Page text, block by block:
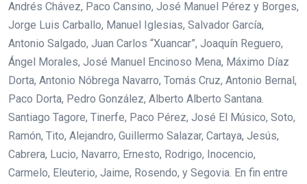
Andrés Chávez, Paco Cansino, José Manuel Pérez y Borges,
Jorge Luis Carballo, Manuel Iglesias, Salvador García,
Antonio Salgado, Juan Carlos “Xuancar”, Joaquín Reguero,
Ángel Morales, José Manuel Encinoso Mena, Máximo Díaz
Dorta, Antonio Nóbrega Navarro, Tomás Cruz, Antonio Bernal,
Paco Dorta, Pedro González, Alberto Alberto Santana.
Santiago Tagore, Tinerfe, Paco Pérez, José El Músico, Soto,
Ramón, Tito, Alejandro, Guillermo Salazar, Cartaya, Jesús,
Cabrera, Lucio, Navarro, Ernesto, Rodrigo, Inocencio,
Carmelo, Eleuterio, Jaime, Rosendo, y Segovia. En fin entre